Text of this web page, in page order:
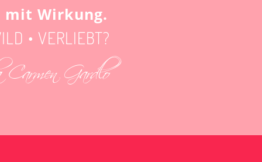
mit Wirkung.
• VERLIEBT?
Gardlo